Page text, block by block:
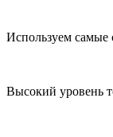
Используем самые
Высокий уровень